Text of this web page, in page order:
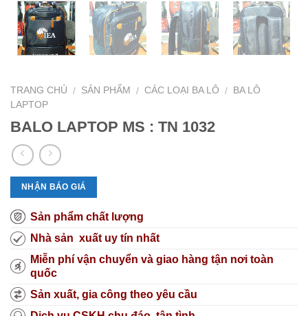
TRANG CHỦ / SẢN PHẨM / CÁC LOẠI BA LÔ /
BA LÔ
LAPTOP
BALO LAPTOP MS : TN 1032
NHẬN BÁO GIÁ
Sản phẩm chất lượng
Nhà sản xuất uy tín nhất
Miễn phí vận chuyển và giao hàng tận nơi toàn
quốc
Sản xuất, gia công theo yêu cầu